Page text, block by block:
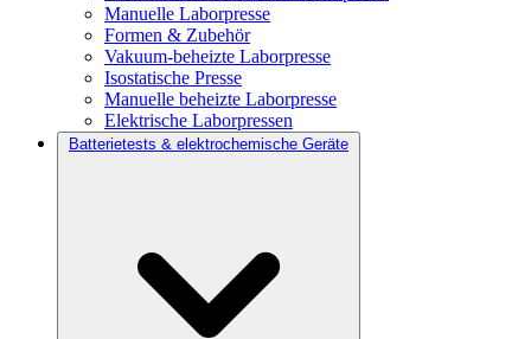
Manuelle Laborpresse
Formen & Zubehör
Vakuum-beheizte Laborpresse
Isostatische Presse
Manuelle beheizte Laborpresse
Elektrische Laborpressen
Batterietests & elektrochemische Geräte